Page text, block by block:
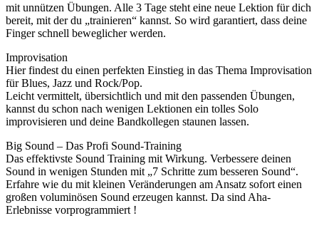
mit unnützen Übungen. Alle 3 Tage steht eine neue Lektion für dich
bereit, mit der du „trainieren“ kannst. So wird garantiert, dass deine
Finger schnell beweglicher werden.
Improvisation
Hier findest du einen perfekten Einstieg in das Thema Improvisation
für Blues, Jazz und Rock/Pop.
Leicht vermittelt, übersichtlich und mit den passenden Übungen,
kannst du schon nach wenigen Lektionen ein tolles Solo
improvisieren und deine Bandkollegen staunen lassen.
Big Sound – Das Profi Sound-Training
Das effektivste Sound Training mit Wirkung. Verbessere deinen
Sound in wenigen Stunden mit „7 Schritte zum besseren Sound“.
Erfahre wie du mit kleinen Veränderungen am Ansatz sofort einen
großen voluminösen Sound erzeugen kannst. Da sind Aha-
Erlebnisse vorprogrammiert !